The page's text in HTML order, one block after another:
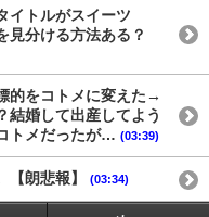
イトルがスイーツ
分ける方法ある？
的をコトメに変えた→
結婚して出産してよう
トメだったが… (03:39)
【朗悲報】 (03:34)